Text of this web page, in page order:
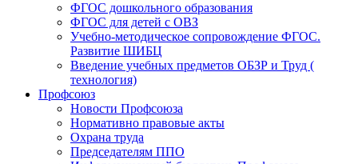
ФГОС дошкольного образования
ФГОС для детей с ОВЗ
Учебно-методическое сопровождение ФГОС.
Развитие ШИБЦ
Введение учебных предметов ОБЗР и Труд (
технология)
Профсоюз
Новости Профсоюза
Нормативно правовые акты
Охрана труда
Председателям ППО